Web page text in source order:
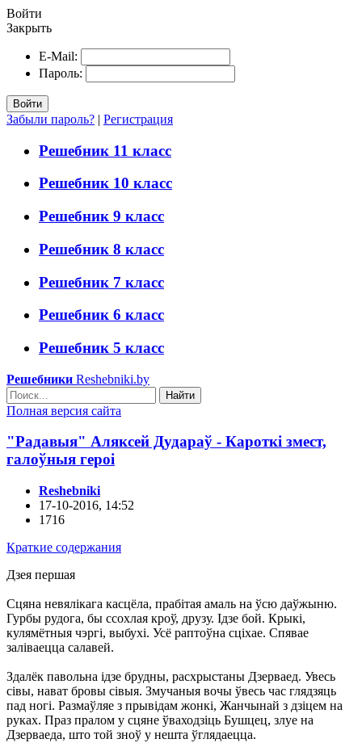
Войти
Закрыть
E-Mail:
Пароль:
Войти
Забыли пароль? | Регистрация
Решебник 11 класс
Решебник 10 класс
Решебник 9 класс
Решебник 8 класс
Решебник 7 класс
Решебник 6 класс
Решебник 5 класс
Решебники Reshebniki.by
Найти
Полная версия сайта
"Радавыя" Аляксей Дудараў - Кароткі змест,
галоўныя героі
Reshebniki
17-10-2016, 14:52
1716
Краткие содержания
Дзея першая
Сцяна невялікага касцёла, прабітая амаль на ўсю даўжыню.
Гурбы рудога, бы ссохлая кроў, друзу. Ідзе бой. Крыкі,
кулямётныя чэргі, выбухі. Усё раптоўна сціхае. Спявае
заліваецца салавей.
Здалёк павольна ідзе брудны, расхрыстаны Дзерваед. Увесь
сівы, нават бровы сівыя. Змучаныя вочы ўвесь час глядзяць
пад ногі. Размаўляе з прывідам жонкі, Жанчынай з дзіцем на
руках. Праз пралом у сцяне ўваходзіць Бушцец, злуе на
Дзерваеда, што той зноў у нешта ўглядаецца.